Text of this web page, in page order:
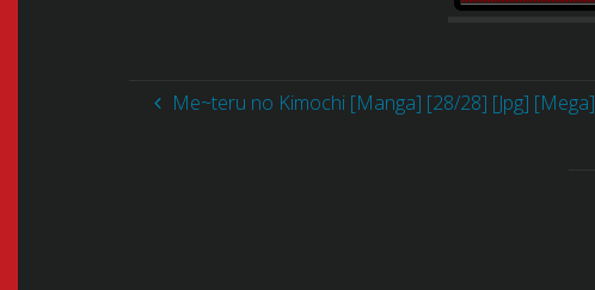
Me~teru no Kimochi [Manga] [28/28] [Jpg] [Mega]